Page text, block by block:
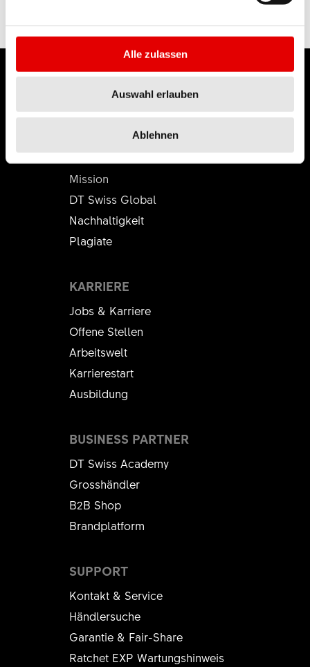
Alle zulassen
Auswahl erlauben
Ablehnen
Mission
DT Swiss Global
Nachhaltigkeit
Plagiate
KARRIERE
Jobs & Karriere
Offene Stellen
Arbeitswelt
Karrierestart
Ausbildung
SUPPORT
Kontakt & Service
Händlersuche
Garantie & Fair-Share
Ratchet EXP Wartungshinweis
BUSINESS PARTNER
DT Swiss Academy
Grosshändler
B2B Shop
Brandplatform